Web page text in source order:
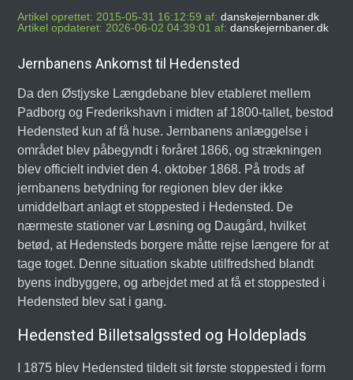
Artikel oprettet: 2015-05-31 16:12:59 af: danskejernbaner.dk
Artikel opdateret: 2026-06-02 04:39:01 af: danskejernbaner.dk
Jernbanens Ankomst til Hedensted
Da den Østjyske Længdebane blev etableret mellem
Padborg og Frederikshavn i midten af 1800-tallet, bestod
Hedensted kun af få huse. Jernbanens anlæggelse i
området blev påbegyndt i foråret 1866, og strækningen
blev officielt indviet den 4. oktober 1868. På trods af
jernbanens betydning for regionen blev der ikke
umiddelbart anlagt et stoppested i Hedensted. De
nærmeste stationer var Løsning og Daugård, hvilket
betød, at Hedensteds borgere måtte rejse længere for at
tage toget. Denne situation skabte utilfredshed blandt
byens indbyggere, og arbejdet med at få et stoppested i
Hedensted blev sat i gang.
Hedensted Billetsalgssted og Holdeplads
I 1875 blev Hedensted tildelt sit første stoppested i form